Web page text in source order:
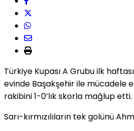
Türkiye Kupası A Grubu ilk
evinde Başakşehir ile mücadele
rakibini 1-0’lık skorla mağlup etti.
Sarı-kırmızılıların tek golünü